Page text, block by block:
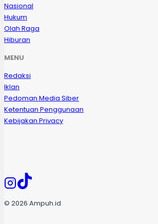
Nasional
Hukum
Olah Raga
Hiburan
MENU
Redaksi
Iklan
Pedoman Media Siber
Ketentuan Penggunaan
Kebijakan Privacy
© 2026 Ampuh.id